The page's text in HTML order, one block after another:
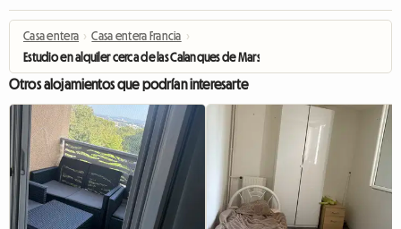
Casa entera › Casa entera Francia ›
Estudio en alquiler cerca de las Calanques de Marsella
Otros alojamientos que podrían interesarte